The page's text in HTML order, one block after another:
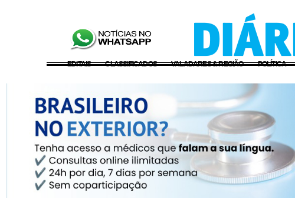
EDITAIS CLASSIFICADOS VALADARES & REGIÃO POLÍTICA